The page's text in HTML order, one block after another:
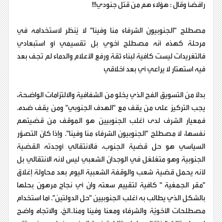
رافضًا وقال : هؤلاء هم من قتل جنودي!!!
مصطلح "الجنوبيون الشرفاء منا وفينا" لا يُنظر لاستخدامه في
مرحلة كهذه أنه مصطلح أخوي بل تقسيمي أو استبعادي
فالتغريدات ليست كافية لبناء ثقة ورفع الأعلام والدماء لم تجف بعد
فيه استهتار لا يراعي أي بعد أخلاقي
بدلاً من التسويق الفج الذي يخلو من الشفافية والالتزامات الواضحة،
يجب التركيز على من يقف مع "الهدف الجنوبي" ومن يقف ضده.
فمعيار الشرف لدى أغلب الجنوبيين هو الموقف من قضيتهم
نفسها، لا مصطلح "الجنوبيون الشرفاء منا وفينا". وإذا كان التصوّر
السياسي هو حل قضية الجنوب، فالانتقالي أوجدته القضية
الجنوبية وهو متغلغل في الوجدان الشعبي ليس لانه الانتقالي بل
لأنه يحمل قضية شعب والوقفة الشعبية اليوم بعد محاولة إغلاق
"مقر الجمغية " كافية لتقييم سعته وان أي نجاح مرهون بحلها
بالشكل الذي يطالب به أغلب الجنوبيين "حل الدولتين". أما استخدام
مصطلحات الأخويّة والشرفاء ومعنا وفينا ومنا..الخ، والاتجاه واضح